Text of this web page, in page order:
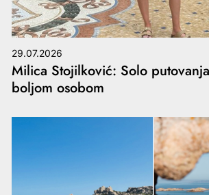
29.07.2026
Milica Stojilković: Solo
boljom osobom